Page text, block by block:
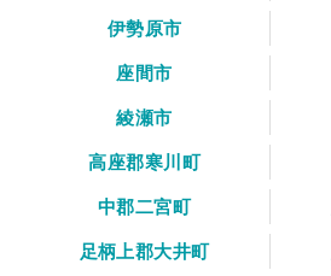
伊勢原市
座間市
綾瀬市
高座郡寒川町
中郡二宮町
足柄上郡大井町